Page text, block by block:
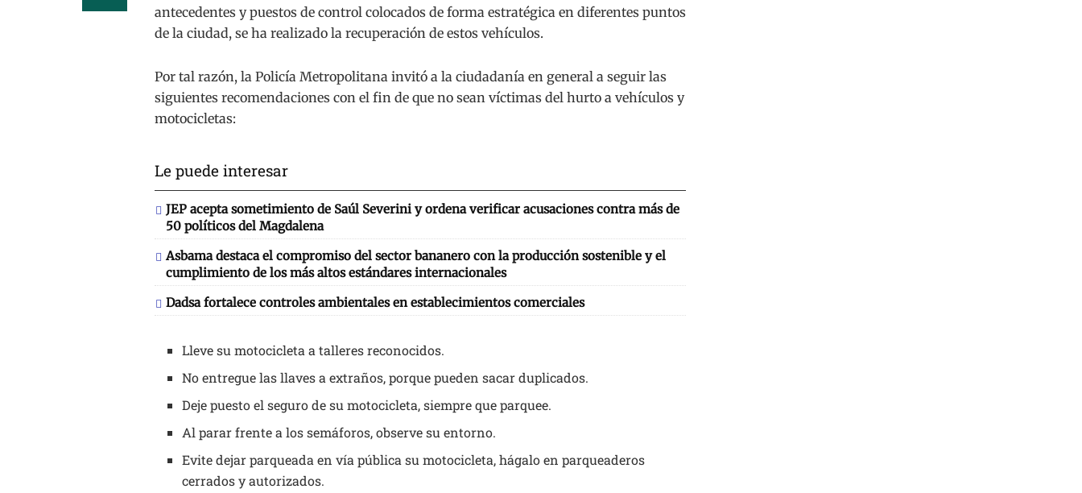
antecedentes y puestos de control colocados de forma estratégica en diferentes puntos
de la ciudad, se ha realizado la recuperación de estos vehículos.
Por tal razón, la Policía Metropolitana invitó a la ciudadanía en general a seguir las
siguientes recomendaciones con el fin de que no sean víctimas del hurto a vehículos y
motocicletas:
Le puede interesar
JEP acepta sometimiento de Saúl Severini y ordena verificar acusaciones contra más de
50 políticos del Magdalena
Asbama destaca el compromiso del sector bananero con la producción sostenible y el
cumplimiento de los más altos estándares internacionales
Dadsa fortalece controles ambientales en establecimientos comerciales
Lleve su motocicleta a talleres reconocidos.
No entregue las llaves a extraños, porque pueden sacar duplicados.
Deje puesto el seguro de su motocicleta, siempre que parquee.
Al parar frente a los semáforos, observe su entorno.
Evite dejar parqueada en vía pública su motocicleta, hágalo en parqueaderos
cerrados y autorizados.